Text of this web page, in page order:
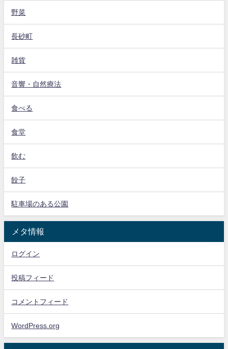
野菜
長砂町
雑貨
音響・自然療法
食べる
食堂
飲む
餃子
駐車場のある公園
メタ情報
ログイン
投稿フィード
コメントフィード
WordPress.org